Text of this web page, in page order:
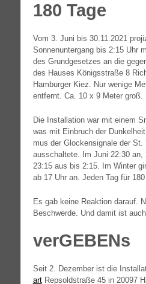
180 Tage
Vom 3. Juni bis 30.11.2021
Son­nen­un­ter­gang bis 2:15 Uhr
des Grund­ge­set­zes an die
des Hau­ses Königs­stra­ße 8
Ham­bur­ger Kiez. Nur weni­ge
ent­fernt. Ca. 10 x 9 Meter groß.
Die Instal­la­ti­on war mit einem
was mit Ein­bruch der
mus der Glo­cken­si­gna­le der
aus­schal­te­te. Im Juni 22:30 an,
23:15 aus bis 2:15. Im Win­ter
ab 17 Uhr an. Jeden Tag für 180
Es gab kei­ne Reak­ti­on dar­auf.
Beschwer­de. Und damit ist
verGEBENs
Seit 2. Dezem­ber ist die
artRep­sold­stra­ße 45 in 20097